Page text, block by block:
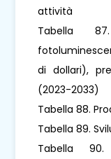
attività
Tabella
di dollari),
(2023-2033)
Tabella 88.
Tabella 89.
Tabella 90.